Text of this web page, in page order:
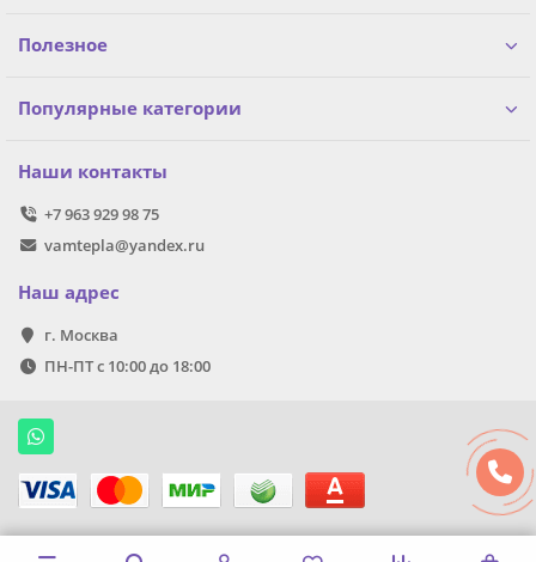
Полезное
Популярные категории
Наши контакты
+7 963 929 98 75
vamtepla@yandex.ru
Наш адрес
г. Москва
ПН-ПТ с 10:00 до 18:00